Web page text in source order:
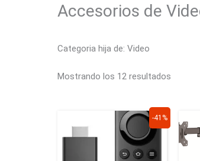
Accesorios de
Categoria hija de: Video
Mostrando los 12 resultados
-41%
precio
original
$319.900.
El
precio
actual
es:
$189.900.